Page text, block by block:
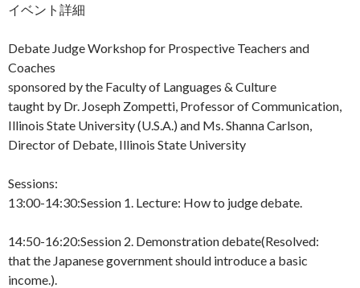
イベント詳細
Debate Judge Workshop for Prospective Teachers and
Coaches
sponsored by the Faculty of Languages & Culture
taught by Dr. Joseph Zompetti, Professor of Communication,
Illinois State University (U.S.A.) and Ms. Shanna Carlson,
Director of Debate, Illinois State University
Sessions:
13:00-14:30:Session 1. Lecture: How to judge debate.
14:50-16:20:Session 2. Demonstration debate(Resolved:
that the Japanese government should introduce a basic
income.).